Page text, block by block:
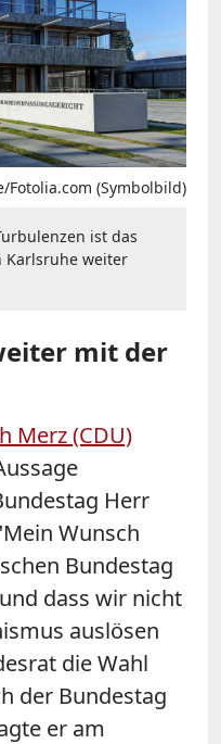
Fotolia.com (Symbolbild)
ist das
Karlsruhe weiter
mit der
Merz (CDU)
Herr
Wunsch
Bundestag
dass wir nicht
auslösen
die Wahl
der Bundestag
er am